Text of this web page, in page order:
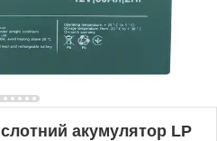
акумулятор LP